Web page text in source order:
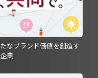
なブランド価値を創造す
業